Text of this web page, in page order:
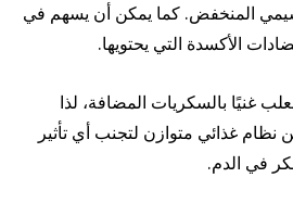
المنخفض. كما يمكن أن يسهم في
الأكسدة التي يحتويها.
غنيًا بالسكريات المضافة، لذا
نظام غذائي متوازن لتجنب أي تأثير
في الدم.